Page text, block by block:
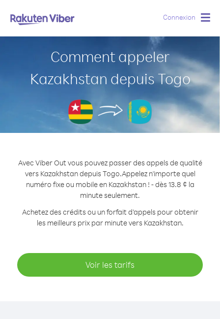
Connexion
Comment appeler
Kazakhstan depuis Togo
Avec Viber Out vous pouvez passer des appels de qualité
vers Kazakhstan depuis Togo.Appelez n'importe quel
numéro fixe ou mobile en Kazakhstan ! - dès 13.8 ¢ la
minute seulement.
Achetez des crédits ou un forfait d’appels pour obtenir
les meilleurs prix par minute vers Kazakhstan.
Voir les tarifs